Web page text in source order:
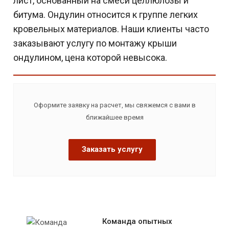
битума. Ондулин относится к группе легких
кровельных материалов. Наши клиенты часто
заказывают услугу по монтажу крыши
ондулином, цена которой невысока.
Оформите заявку на расчет, мы свяжемся с вами в
ближайшее время
Заказать услугу
Команда опытных